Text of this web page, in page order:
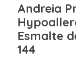
Andreia
Esmalte
144